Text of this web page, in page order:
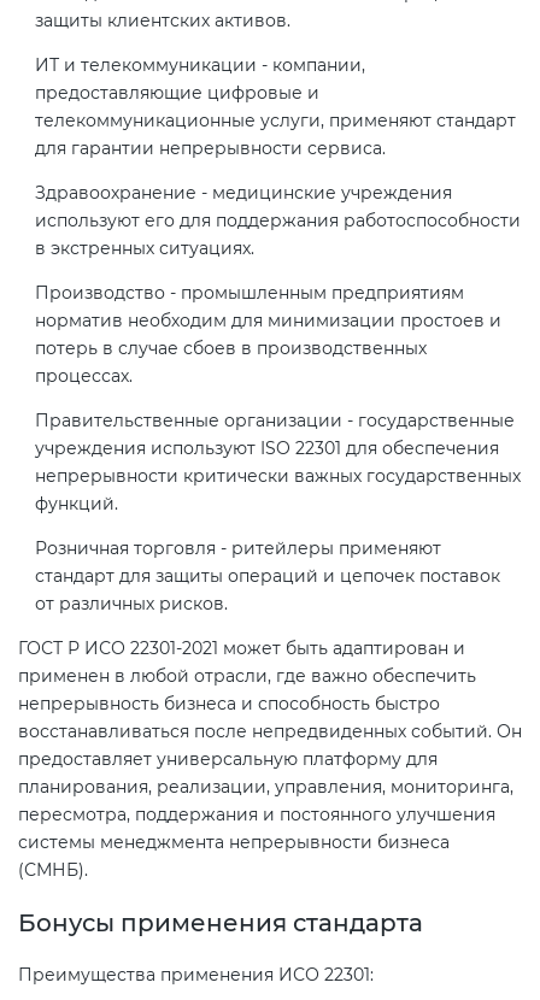
защиты клиентских активов.
ИТ и телекоммуникации - компании,
предоставляющие цифровые и
телекоммуникационные услуги, применяют стандарт
для гарантии непрерывности сервиса.
Здравоохранение - медицинские учреждения
используют его для поддержания работоспособности
в экстренных ситуациях.
Производство - промышленным предприятиям
норматив необходим для минимизации простоев и
потерь в случае сбоев в производственных
процессах.
Правительственные организации - государственные
учреждения используют ISO 22301 для обеспечения
непрерывности критически важных государственных
функций.
Розничная торговля - ритейлеры применяют
стандарт для защиты операций и цепочек поставок
от различных рисков.
ГОСТ Р ИСО 22301-2021 может быть адаптирован и
применен в любой отрасли, где важно обеспечить
непрерывность бизнеса и способность быстро
восстанавливаться после непредвиденных событий. Он
предоставляет универсальную платформу для
планирования, реализации, управления, мониторинга,
пересмотра, поддержания и постоянного улучшения
системы менеджмента непрерывности бизнеса
(СМНБ).
Бонусы применения стандарта
Преимущества применения ИСО 22301:
Сертификация спортивных
товаров
Сертификация ресурсов
Остальное
БАДы
Декларация ТР ТС
Декларирование косметики (ТР
ТС 009)
Декларирование оборудования
по схеме 5Д (ТР ТС 010)
Декларирование пищевой
продукции (ТР ТС 021)
Декларирование алкогольной
продукции (ТР ЕАЭС 047)
электромагнитной
совместимости (ТР ТС 020)
Сертификация детских товаров
(ТР ТС 007)
Сертификация товаров легкой
промышленности (ТР ТС 017)
Сертификация промышленного
индивидуальной защиты (ТР ТС